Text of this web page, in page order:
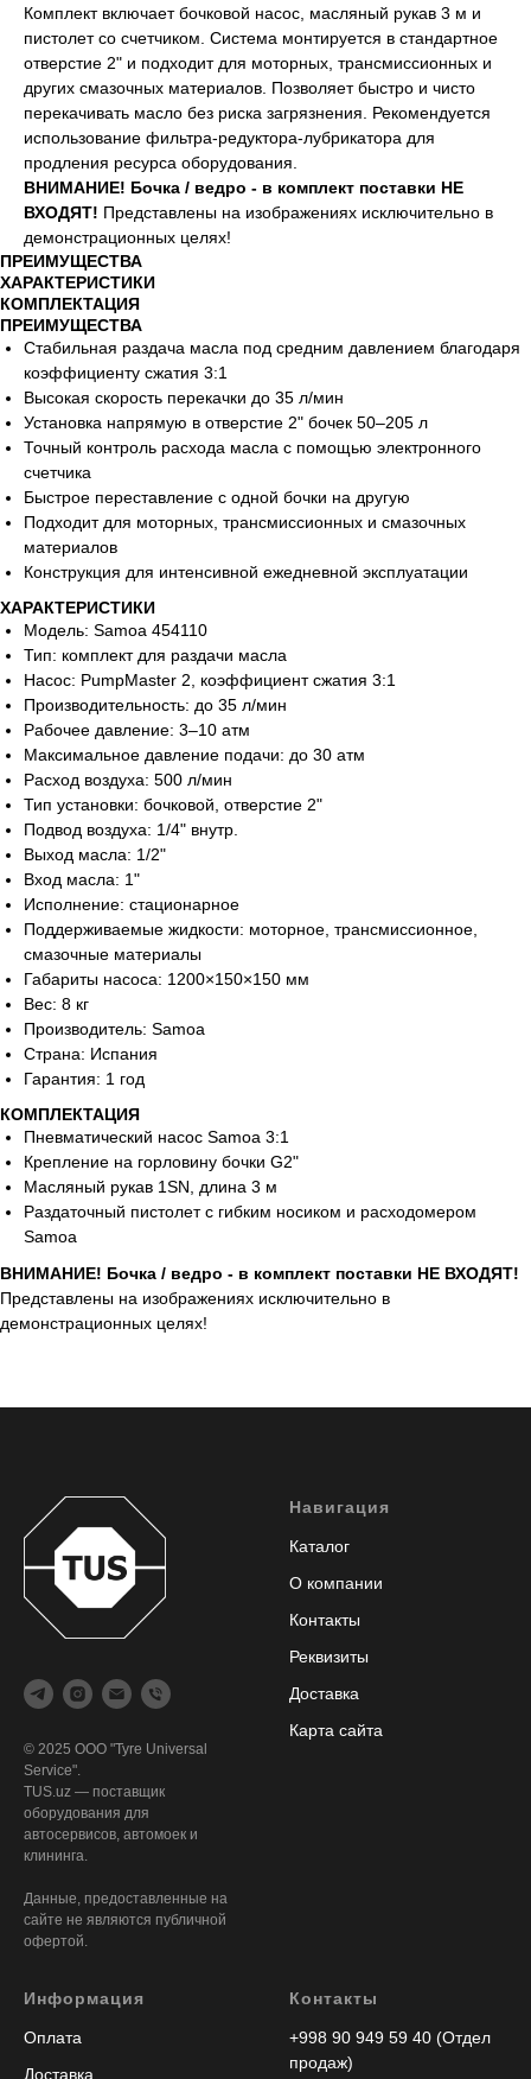
Комплект включает бочковой насос, масляный рукав 3 м и
пистолет со счетчиком. Система монтируется в стандартное
отверстие 2" и подходит для моторных, трансмиссионных и
других смазочных материалов. Позволяет быстро и чисто
перекачивать масло без риска загрязнения. Рекомендуется
использование фильтра-редуктора-лубрикатора для
продления ресурса оборудования.
ВНИМАНИЕ! Бочка / ведро - в комплект поставки НЕ
ВХОДЯТ! Представлены на изображениях исключительно в
демонстрационных целях!
ПРЕИМУЩЕСТВА
ХАРАКТЕРИСТИКИ
КОМПЛЕКТАЦИЯ
ПРЕИМУЩЕСТВА
Стабильная раздача масла под средним давлением благодаря
коэффициенту сжатия 3:1
Высокая скорость перекачки до 35 л/мин
Установка напрямую в отверстие 2" бочек 50–205 л
Точный контроль расхода масла с помощью электронного
счетчика
Быстрое переставление с одной бочки на другую
Подходит для моторных, трансмиссионных и смазочных
материалов
Конструкция для интенсивной ежедневной эксплуатации
ХАРАКТЕРИСТИКИ
Модель: Samoa 454110
Тип: комплект для раздачи масла
Насос: PumpMaster 2, коэффициент сжатия 3:1
Производительность: до 35 л/мин
Рабочее давление: 3–10 атм
Максимальное давление подачи: до 30 атм
Расход воздуха: 500 л/мин
Тип установки: бочковой, отверстие 2"
Подвод воздуха: 1/4" внутр.
Выход масла: 1/2"
Вход масла: 1"
Исполнение: стационарное
Поддерживаемые жидкости: моторное, трансмиссионное,
смазочные материалы
Габариты насоса: 1200×150×150 мм
Вес: 8 кг
Производитель: Samoa
Страна: Испания
Гарантия: 1 год
КОМПЛЕКТАЦИЯ
Пневматический насос Samoa 3:1
Крепление на горловину бочки G2"
Масляный рукав 1SN, длина 3 м
Раздаточный пистолет с гибким носиком и расходомером
Samoa
ВНИМАНИЕ! Бочка / ведро - в комплект поставки НЕ ВХОДЯТ!
Представлены на изображениях исключительно в
демонстрационных целях!
© 2025 ООО "Tyre Universal
Service".
TUS.uz — поставщик
оборудования для
автосервисов, автомоек и
клининга.
Данные, предоставленные на
сайте не являются публичной
офертой.
Навигация
Каталог
О компании
Контакты
Реквизиты
Доставка
Карта сайта
Информация
Оплата
Доставка
Контакты
+998 90 949 59 40 (Отдел
продаж)